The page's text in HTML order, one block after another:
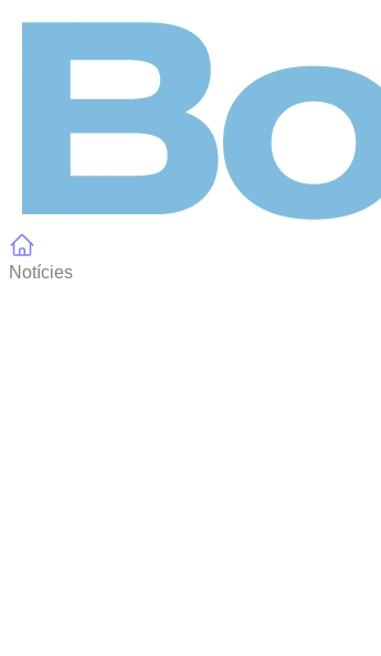
Notícies